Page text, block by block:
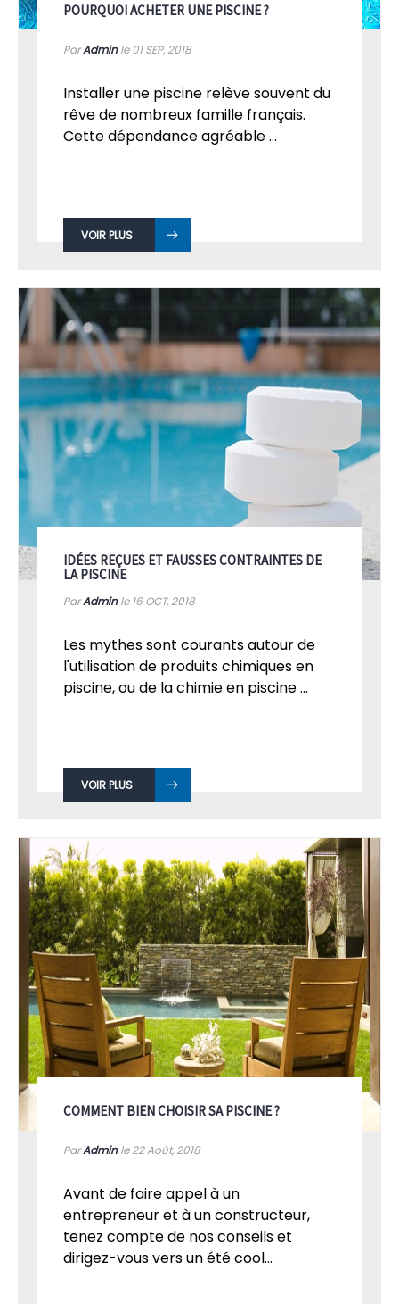
POURQUOI ACHETER UNE PISCINE ?
ParAdminle 01SEP, 2018
Installer une piscine relève souvent du
rêve de nombreux famille français.
Cette dépendance agréable ...
VOIR PLUS
IDÉES REÇUES ET FAUSSES CONTRAINTES DE
LA PISCINE
ParAdminle 16 OCT, 2018
Les mythes sont courants autour de
l'utilisation de produits chimiques en
piscine, ou de la chimie en piscine ...
VOIR PLUS
COMMENT BIEN CHOISIR SA PISCINE ?
ParAdminle 22Août, 2018
Avant de faire appel à un
entrepreneur et à un constructeur,
tenez compte de nos conseils et
dirigez-vous vers un été cool...